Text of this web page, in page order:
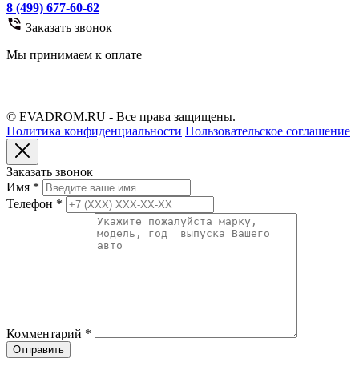
8 (499) 677-60-62
Заказать звонок
Мы принимаем к оплате
© EVADROM.RU - Все права защищены.
Политика конфиденциальности Пользовательское соглашение
Заказать звонок
Имя *
Телефон *
Комментарий *
Отправить